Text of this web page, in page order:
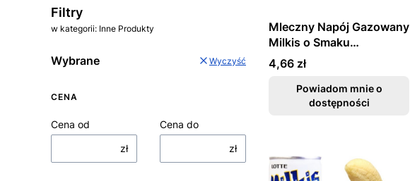
Koniec menu
Filtry
w kategorii: Inne Produkty
Wybrane Wyczyść
CENA
Cena od
zł
Cena do
zł
Mleczny Napój Gazowany
Milkis o Smaku
Jogurtowym 250ml
LOTTE
Cena
4,66 zł
Powiadom mnie o
dostępności